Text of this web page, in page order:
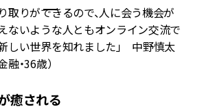
取りができるので、人に会う機会が
ないような人ともオンライン交流で
しい世界を知れました」 中野慎太
・36歳）
癒される